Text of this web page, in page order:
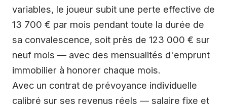
variables, le joueur subit une perte effective de
13 700 € par mois pendant toute la durée de
sa convalescence, soit près de 123 000 € sur
neuf mois — avec des mensualités d'emprunt
immobilier à honorer chaque mois.
Avec un contrat de prévoyance individuelle
calibré sur ses revenus réels — salaire fixe et